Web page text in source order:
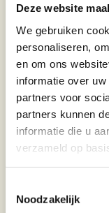
Deze website
We gebruiken
personaliseren,
en om ons
informatie over
partners voor
partners kunnen
informatie die u
verzameld op
Noodzakelijk